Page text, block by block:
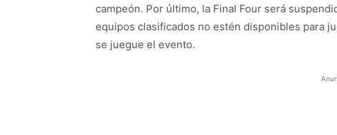
campeón. Por último, la Final Four será
equipos clasificados no estén disponibles para
se juegue el evento.